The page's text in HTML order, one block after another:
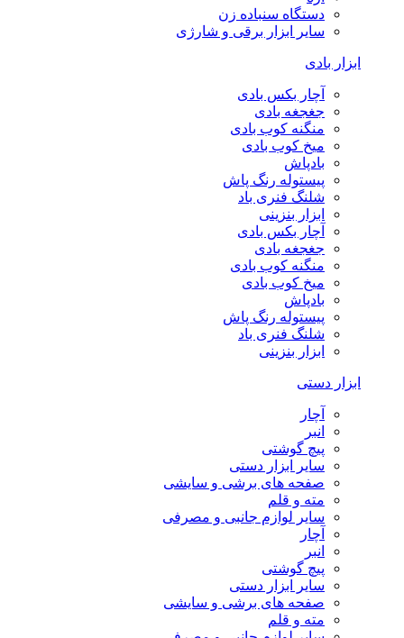
دستگاه سنباده زن
سایر ابزار برقی و شارژی
ابزار بادی
آچار بکس بادی
جغجغه بادی
منگنه کوب بادی
میخ کوب بادی
بادپاش
پیستوله رنگ پاش
شلنگ فنری باد
ابزار بنزینی
آچار بکس بادی
جغجغه بادی
منگنه کوب بادی
میخ کوب بادی
بادپاش
پیستوله رنگ پاش
شلنگ فنری باد
ابزار بنزینی
ابزار دستی
آچار
انبر
پیچ گوشتی
سایر ابزار دستی
صفحه های برشی و سایشی
مته و قلم
سایر لوازم جانبی و مصرفی
آچار
انبر
پیچ گوشتی
سایر ابزار دستی
صفحه های برشی و سایشی
مته و قلم